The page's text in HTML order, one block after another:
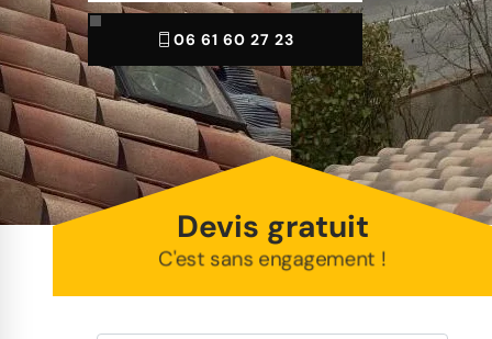
06 61 60 27 23
Devis gratuit
C'est sans engagement !